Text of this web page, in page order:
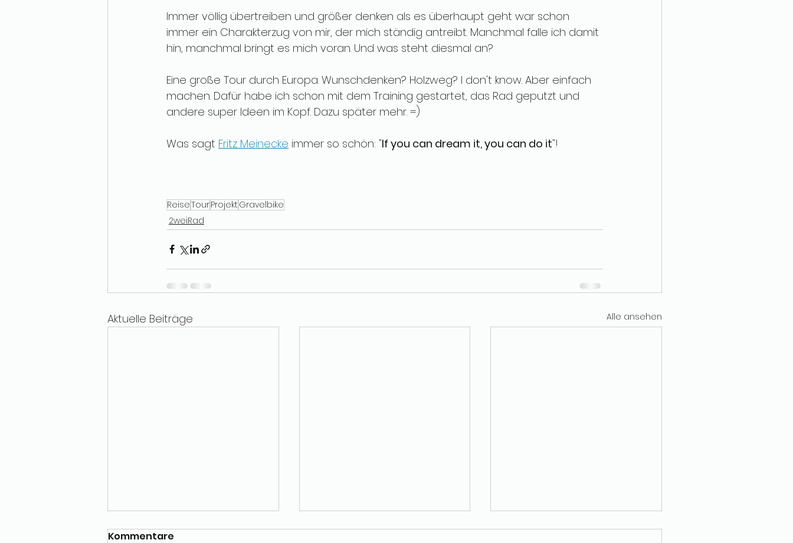
Immer völlig übertreiben und größer denken als es überhaupt geht war schon
immer ein Charakterzug von mir, der mich ständig antreibt. Manchmal falle ich damit
hin, manchmal bringt es mich voran. Und was steht diesmal an?
Eine große Tour durch Europa. Wunschdenken? Holzweg? I don't know. Aber einfach
machen. Dafür habe ich schon mit dem Training gestartet, das Rad geputzt und
andere super Ideen im Kopf. Dazu später mehr. =)
Was sagt Fritz Meinecke immer so schön: "If you can dream it, you can do it"!
ReiseTourProjekt Gravelbike
2weiRad
Aktuelle Beiträge Alle ansehen
Kommentare